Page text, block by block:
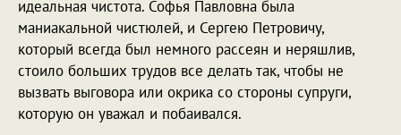
идеальная чистота. Софья Павловна была
маниакальной чистюлей, и Сергею Петровичу,
который всегда был немного рассеян и неряшлив,
стоило больших трудов все делать так, чтобы не
вызвать выговора или окрика со стороны супруги,
которую он уважал и побаивался.